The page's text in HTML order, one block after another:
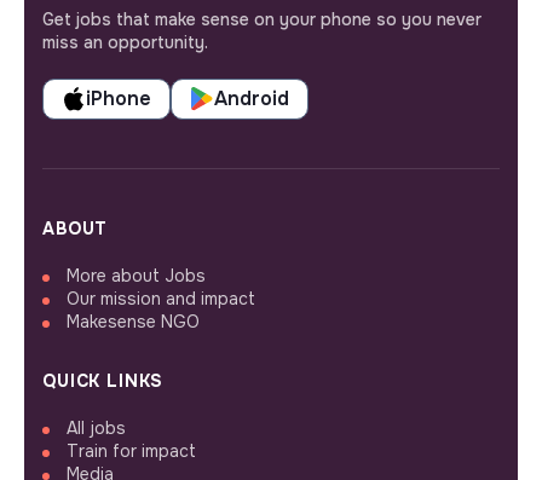
Get jobs that make sense on your phone so you never
miss an opportunity.
iPhone Android
ABOUT
More about Jobs
Our mission and impact
Makesense NGO
QUICK LINKS
All jobs
Train for impact
Media